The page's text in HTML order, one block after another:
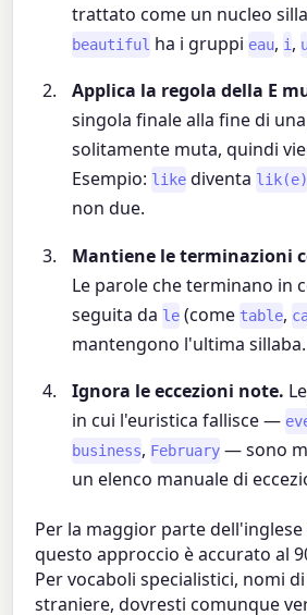
trattato come un nucleo
beautiful ha i gruppi eau, i ,
Applica la regola della E
singola finale alla fine di
solitamente muta, quindi
Esempio: like diventa lik(e)
non due.
Mantiene le terminazioni
Le parole che terminano in
seguita da le (come table,
mantengono l'ultima sillaba.
Ignora le eccezioni note.
in cui l'euristica fallisce —
business, February — sono
un elenco manuale di
Per la maggior parte
questo approccio è accurato al
Per vocaboli specialistici, nomi
straniere, dovresti comunque